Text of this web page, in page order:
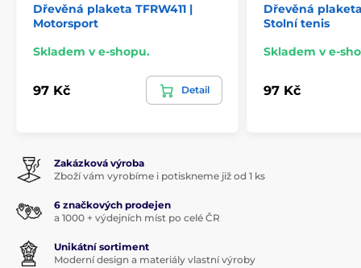
Dřevěná plaketa TFRW411 |
Motorsport
Skladem v e-shopu.
97 Kč Detail
Dřevěná plaketa
Stolní tenis
Skladem v e-
97 Kč
Zakázková výroba
Zboží vám vyrobíme i potiskneme již od 1 ks
6 značkových prodejen
a 1000 + výdejních míst po celé ČR
Unikátní sortiment
Moderní design a materiály vlastní výroby